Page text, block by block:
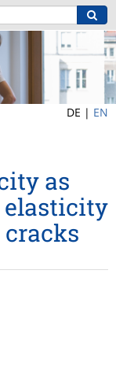
DE | EN
as